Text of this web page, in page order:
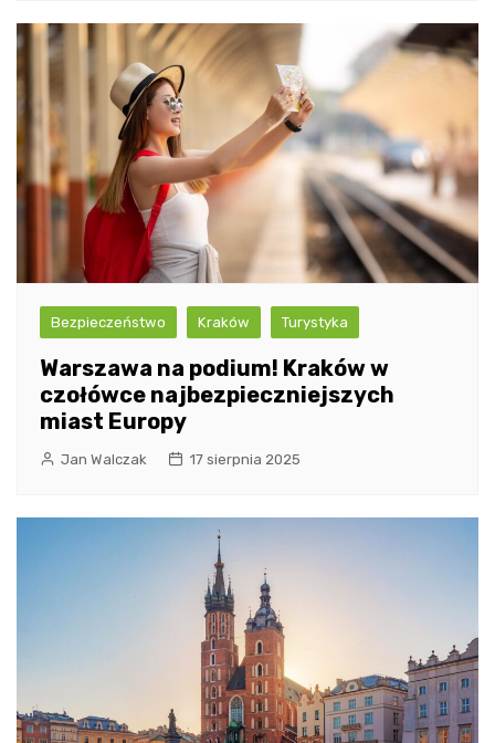
Bezpieczeństwo Kraków Turystyka
Warszawa na podium! Kraków w
czołówce najbezpieczniejszych
miast Europy
Jan Walczak 17 sierpnia 2025